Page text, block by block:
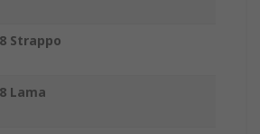
Strappo
Lama